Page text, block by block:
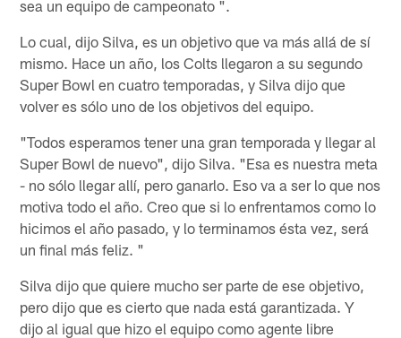
sea un equipo de campeonato ".
Lo cual, dijo Silva, es un objetivo que va más allá de sí
mismo. Hace un año, los Colts llegaron a su segundo
Super Bowl en cuatro temporadas, y Silva dijo que
volver es sólo uno de los objetivos del equipo.
"Todos esperamos tener una gran temporada y llegar al
Super Bowl de nuevo", dijo Silva. "Esa es nuestra meta
- no sólo llegar allí, pero ganarlo. Eso va a ser lo que nos
motiva todo el año. Creo que si lo enfrentamos como lo
hicimos el año pasado, y lo terminamos ésta vez, será
un final más feliz. "
Silva dijo que quiere mucho ser parte de ese objetivo,
pero dijo que es cierto que nada está garantizada. Y
dijo al igual que hizo el equipo como agente libre